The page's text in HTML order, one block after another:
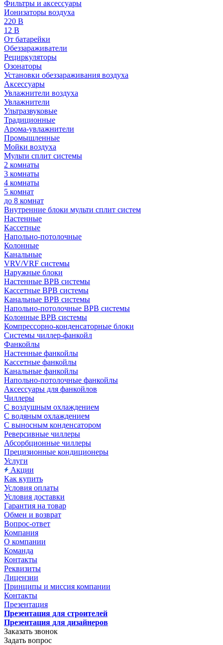
Фильтры и аксессуары
Ионизаторы воздуха
220 В
12 В
От батарейки
Обеззараживатели
Рециркуляторы
Озонаторы
Установки обеззараживания воздуха
Аксессуары
Увлажнители воздуха
Увлажнители
Ультразвуковые
Традиционные
Арома-увлажнители
Промышленные
Мойки воздуха
Мульти сплит системы
2 комнаты
3 комнаты
4 комнаты
5 комнат
до 8 комнат
Внутренние блоки мульти сплит систем
Настенные
Кассетные
Напольно-потолочные
Колонные
Канальные
VRV/VRF системы
Наружные блоки
Настенные ВРВ системы
Кассетные ВРВ системы
Канальные ВРВ системы
Напольно-потолочные ВРВ системы
Колонные ВРВ системы
Компрессорно-конденсаторные блоки
Системы чиллер-фанкойл
Фанкойлы
Настенные фанкойлы
Кассетные фанкойлы
Канальные фанкойлы
Напольно-потолочные фанкойлы
Аксессуары для фанкойлов
Чиллеры
С воздушным охлаждением
С водяным охлаждением
С выносным конденсатором
Реверсивные чиллеры
Абсорбционные чиллеры
Прецизионные кондиционеры
Услуги
Акции
Как купить
Условия оплаты
Условия доставки
Гарантия на товар
Обмен и возврат
Вопрос-ответ
Компания
О компании
Команда
Контакты
Реквизиты
Лицензии
Принципы и миссия компании
Контакты
Презентация
Презентация для строителей
Презентация для дизайнеров
Заказать звонок
Задать вопрос